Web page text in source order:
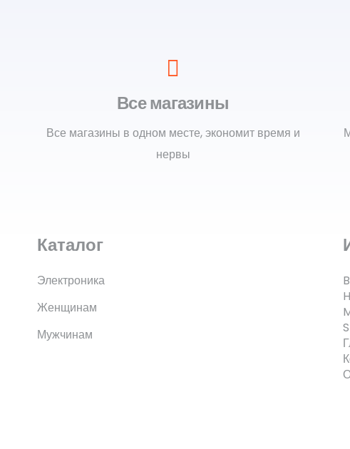
Все магазины
Все магазины в одном месте, экономит время и
нервы
Каталог
Электроника
Женщинам
Мужчинам